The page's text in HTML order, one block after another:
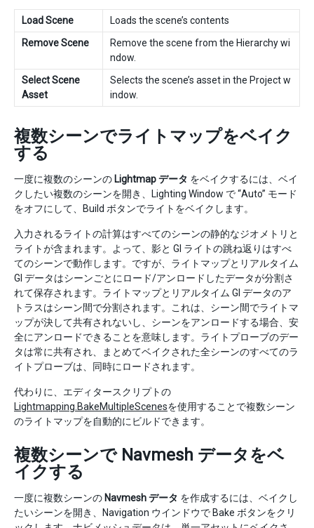
Load Scene
Loads the scene’s contents
Remove Scene
Remove the scene from the Hierarchy wi
ndow.
Select Scene
Asset
Selects the scene’s asset in the Project w
indow.
複数シーンでライトマップをベイク
する
一度に複数のシーンの Lightmap データ をベイクするには、ベイ
クしたい複数のシーンを開き、Lighting Window で “Auto” モード
をオフにして、Build ボタンでライトをベイクします。
入力されるライトの計算はすべてのシーンの静的なジオメトリと
ライトが含まれます。よって、影と GI ライトの跳ね返りはすべ
てのシーンで動作します。ですが、ライトマップとリアルタイム
GI データはシーンごとにロード/アンロードしたデータが分割さ
れて保存されます。ライトマップとリアルタイム GI データのア
トラスはシーン間で分割されます。これは、シーン間でライトマ
ップが決して共有されないし、シーンをアンロードする場合、安
全にアンロードできることを意味します。ライトプローブのデー
タは常に共有され、まとめてベイクされた全シーンのすべてのラ
イトプローブは、同時にロードされます。
代わりに、エディタースクリプトの
Lightmapping.BakeMultipleScenesを使用することで複数シーン
のライトマップを自動的にビルドできます。
複数シーンで Navmesh データをベ
イクする
一度に複数シーンの Navmesh データ を作成するには、ベイクし
たいシーンを開き、Navigation ウインドウで Bake ボタンをクリ